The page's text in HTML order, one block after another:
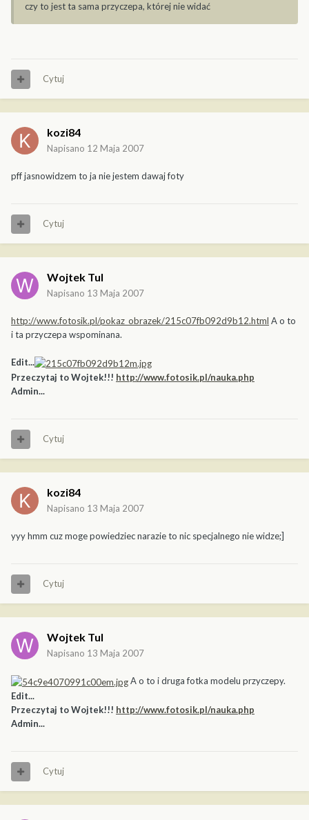
czy to jest ta sama przyczepa, której nie widać
Cytuj
kozi84
Napisano 12 Maja 2007
pff jasnowidzem to ja nie jestem dawaj foty
Cytuj
Wojtek Tul
Napisano 13 Maja 2007
http://www.fotosik.pl/pokaz_obrazek/215c07fb092d9b12.html A o to
i ta przyczepa wspominana.
Edit...
Przeczytaj to Wojtek!!! http://www.fotosik.pl/nauka.php
Admin...
Cytuj
kozi84
Napisano 13 Maja 2007
yyy hmm cuz moge powiedziec narazie to nic specjalnego nie widze;]
Cytuj
Wojtek Tul
Napisano 13 Maja 2007
A o to i druga fotka modelu przyczepy.
Edit...
Przeczytaj to Wojtek!!! http://www.fotosik.pl/nauka.php
Admin...
Cytuj